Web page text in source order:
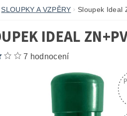
SLOUPKY A VZPĚRY Sloupek Ideal
IDEAL
7 hodnocení